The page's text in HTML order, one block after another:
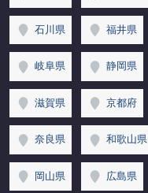
石川県 福井県
岐阜県 静岡県
滋賀県 京都府
奈良県 和歌山県
岡山県 広島県